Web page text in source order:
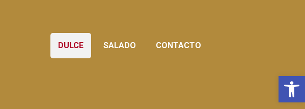
Abrir
DULCE SALADO CONTACTO